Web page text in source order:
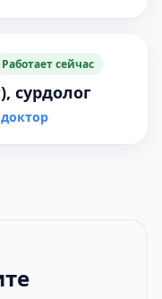
Работает сейчас
сурдолог